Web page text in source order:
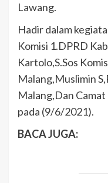
Lawang.
Hadir dalam
Komisi 1.DPRD
Kartolo,S.Sos
Malang,Muslimin
Malang,Dan
pada (9/6/2021).
BACA JUGA: